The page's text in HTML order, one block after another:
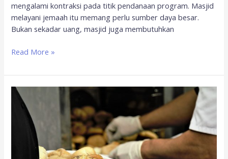
mengalami kontraksi pada titik pendanaan program. Masjid
melayani jemaah itu memang perlu sumber daya besar.
Bukan sekadar uang, masjid juga membutuhkan
Read More »
Boleh
Sedekah
Ketika